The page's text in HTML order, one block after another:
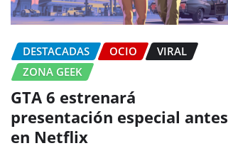
DESTACADAS OCIO
VIRAL
ZONA GEEK
GTA 6 estrenará
presentación especial antes
en Netflix